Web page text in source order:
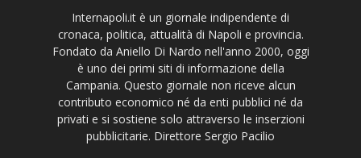
Internapoli.it è un giornale indipendente di
cronaca, politica, attualità di Napoli e provincia.
Fondato da Aniello Di Nardo nell'anno 2000, oggi
è uno dei primi siti di informazione della
Campania. Questo giornale non riceve alcun
contributo economico né da enti pubblici né da
privati e si sostiene solo attraverso le inserzioni
pubblicitarie. Direttore Sergio Pacilio